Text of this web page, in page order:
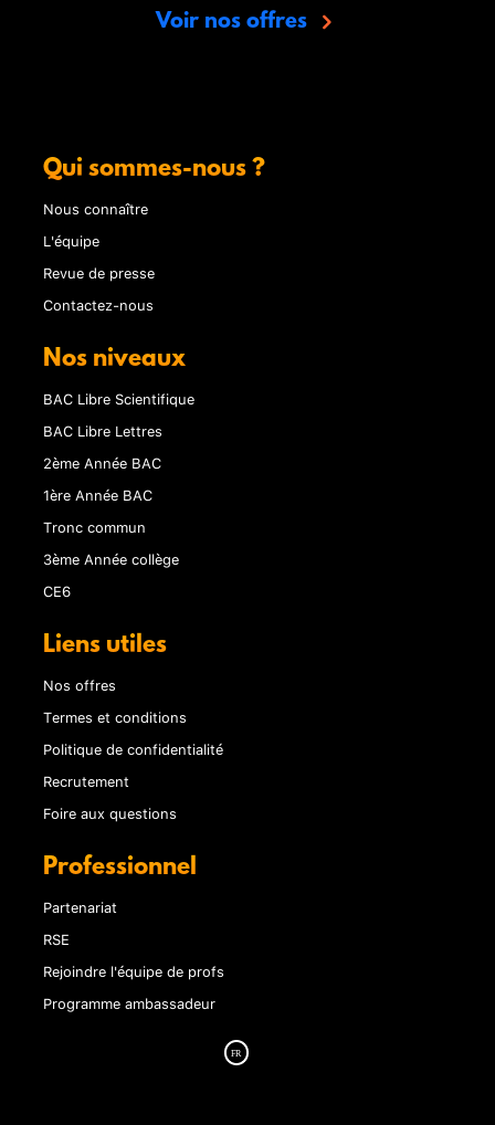
Voir nos offres
Qui sommes-nous ?
Nous connaître
L'équipe
Revue de presse
Contactez-nous
Nos niveaux
BAC Libre Scientifique
BAC Libre Lettres
2ème Année BAC
1ère Année BAC
Tronc commun
3ème Année collège
CE6
Liens utiles
Nos offres
Termes et conditions
Politique de confidentialité
Recrutement
Foire aux questions
Professionnel
Partenariat
RSE
Rejoindre l'équipe de profs
Programme ambassadeur